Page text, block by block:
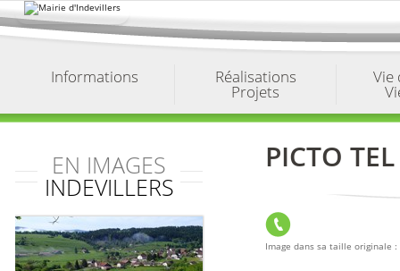
au
contenu.
Informations Réalisations
Projets
Vie
EN IMAGES
INDEVILLERS
PICTO TEL
Image dans sa taille originale :